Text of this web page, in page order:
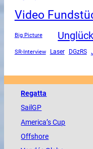
Video
Big Picture Unglück
SR-Interview Laser DGzRS
Regatta
SailGP
America’s Cup
Offshore